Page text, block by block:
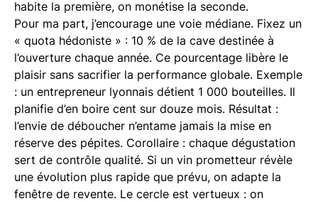
habite la première, on monétise la seconde.
Pour ma part, j’encourage une voie médiane. Fixez un
« quota hédoniste » : 10 % de la cave destinée à
l’ouverture chaque année. Ce pourcentage libère le
plaisir sans sacrifier la performance globale. Exemple
: un entrepreneur lyonnais détient 1 000 bouteilles. Il
planifie d’en boire cent sur douze mois. Résultat :
l’envie de déboucher n’entame jamais la mise en
réserve des pépites. Corollaire : chaque dégustation
sert de contrôle qualité. Si un vin prometteur révèle
une évolution plus rapide que prévu, on adapte la
fenêtre de revente. Le cercle est vertueux : on